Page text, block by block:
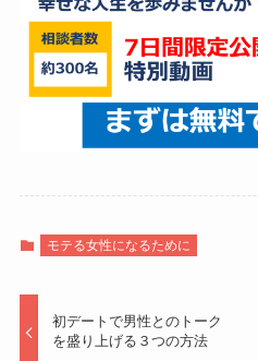
モテる女性になるために
初デートで男性とのトーク
を盛り上げる３つの方法